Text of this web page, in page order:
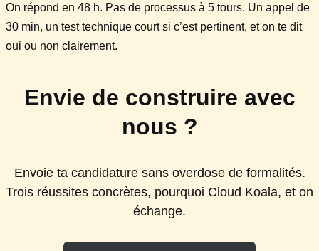
On répond en 48 h. Pas de processus à 5 tours. Un appel de
30 min, un test technique court si c’est pertinent, et on te dit
oui ou non clairement.
Envie de construire avec
nous ?
Envoie ta candidature sans overdose de formalités.
Trois réussites concrètes, pourquoi Cloud Koala, et on
échange.